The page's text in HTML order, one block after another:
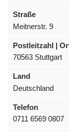
Straße
Meitnerstr. 9
Postleitzahl |
70563 Stuttgart
Land
Deutschland
Telefon
0711 6569 0807